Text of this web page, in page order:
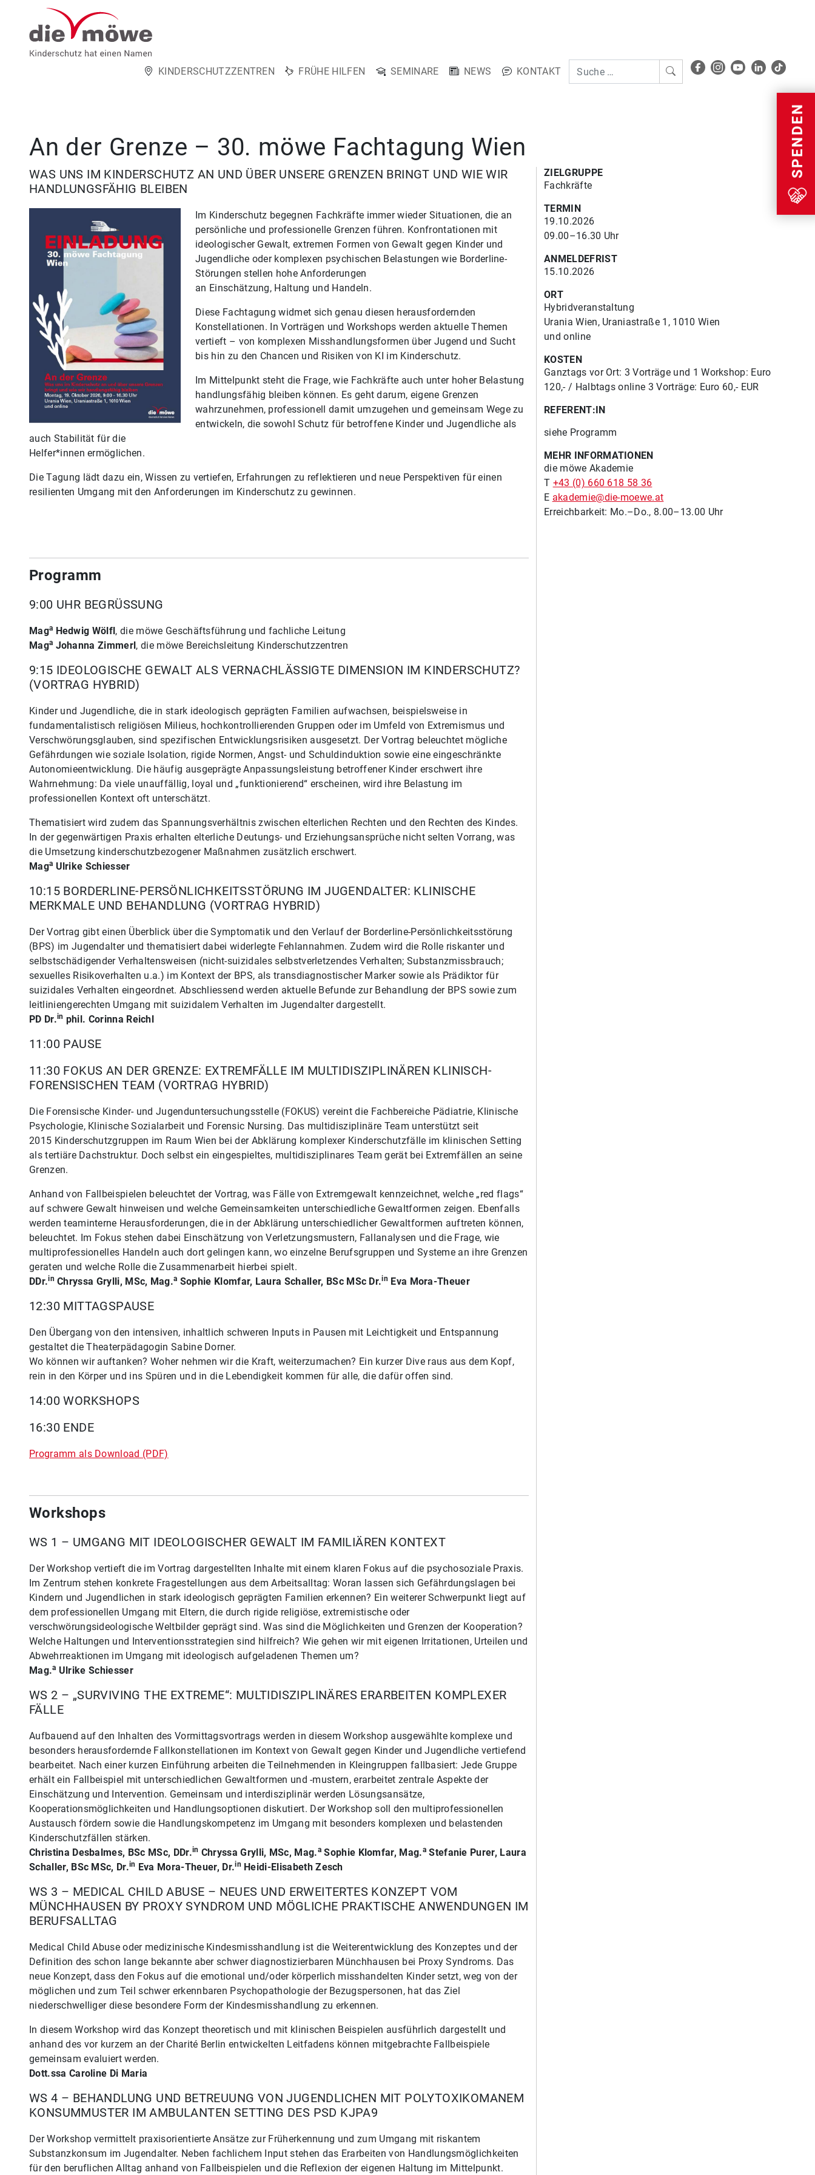
Weiter zum Inhalt
KINDERSCHUTZZENTREN FRÜHE HILFEN SEMINARE NEWS
KONTAKT
Menu
SPENDEN
An der Grenze – 30. möwe Fachtagung Wien
ZIELGRUPPE
Fachkräfte
TERMIN
19.10.2026
09.00–16.30 Uhr
ANMELDEFRIST
15.10.2026
ORT
Hybridveranstaltung
Urania Wien, Uraniastraße 1, 1010 Wien
und online
KOSTEN
Ganztags vor Ort: 3 Vorträge und 1 Workshop: Euro
120,- / Halbtags online 3 Vorträge: Euro 60,- EUR
REFERENT:IN
siehe Programm
MEHR INFORMATIONEN
die möwe Akademie
T +43 (0) 660 618 58 36
E akademie@die-moewe.at
Erreichbarkeit: Mo.–Do., 8.00–13.00 Uhr
WAS UNS IM KINDERSCHUTZ AN UND ÜBER UNSERE GRENZEN BRINGT UND WIE WIR
HANDLUNGSFÄHIG BLEIBEN
Im Kinderschutz begegnen Fachkräfte immer wieder Situationen, die an
persönliche und professionelle Grenzen führen. Konfrontationen mit
ideologischer Gewalt, extremen Formen von Gewalt gegen Kinder und
Jugendliche oder komplexen psychischen Belastungen wie Borderline-
Störungen stellen hohe Anforderungen
an Einschätzung, Haltung und Handeln.
Diese Fachtagung widmet sich genau diesen herausfordernden
Konstellationen. In Vorträgen und Workshops werden aktuelle Themen
vertieft – von komplexen Misshandlungsformen über Jugend und Sucht
bis hin zu den Chancen und Risiken von KI im Kinderschutz.
Im Mittelpunkt steht die Frage, wie Fachkräfte auch unter hoher Belastung
handlungsfähig bleiben können. Es geht darum, eigene Grenzen
wahrzunehmen, professionell damit umzugehen und gemeinsam Wege zu
entwickeln, die sowohl Schutz für betroffene Kinder und Jugendliche als
auch Stabilität für die
Helfer*innen ermöglichen.
Die Tagung lädt dazu ein, Wissen zu vertiefen, Erfahrungen zu reflektieren und neue Perspektiven für einen
resilienten Umgang mit den Anforderungen im Kinderschutz zu gewinnen.
Programm
9:00 UHR BEGRÜSSUNG
Maga Hedwig Wölfl, die möwe Geschäftsführung und fachliche Leitung
Maga Johanna Zimmerl, die möwe Bereichsleitung Kinderschutzzentren
9:15 IDEOLOGISCHE GEWALT ALS VERNACHLÄSSIGTE DIMENSION IM KINDERSCHUTZ?
(VORTRAG HYBRID)
Kinder und Jugendliche, die in stark ideologisch geprägten Familien aufwachsen, beispielsweise in
fundamentalistisch religiösen Milieus, hochkontrollierenden Gruppen oder im Umfeld von Extremismus und
Verschwörungsglauben, sind spezifischen Entwicklungsrisiken ausgesetzt. Der Vortrag beleuchtet mögliche
Gefährdungen wie soziale Isolation, rigide Normen, Angst- und Schuldinduktion sowie eine eingeschränkte
Autonomieentwicklung. Die häufig ausgeprägte Anpassungsleistung betroffener Kinder erschwert ihre
Wahrnehmung: Da viele unauffällig, loyal und „funktionierend“ erscheinen, wird ihre Belastung im
professionellen Kontext oft unterschätzt.
Thematisiert wird zudem das Spannungsverhältnis zwischen elterlichen Rechten und den Rechten des Kindes.
In der gegenwärtigen Praxis erhalten elterliche Deutungs- und Erziehungsansprüche nicht selten Vorrang, was
die Umsetzung kinderschutzbezogener Maßnahmen zusätzlich erschwert.
Maga Ulrike Schiesser
10:15 BORDERLINE-PERSÖNLICHKEITSSTÖRUNG IM JUGENDALTER: KLINISCHE
MERKMALE UND BEHANDLUNG (VORTRAG HYBRID)
Der Vortrag gibt einen Überblick über die Symptomatik und den Verlauf der Borderline-Persönlichkeitsstörung
(BPS) im Jugendalter und thematisiert dabei widerlegte Fehlannahmen. Zudem wird die Rolle riskanter und
selbstschädigender Verhaltensweisen (nicht-suizidales selbstverletzendes Verhalten; Substanzmissbrauch;
sexuelles Risikoverhalten u.a.) im Kontext der BPS, als transdiagnostischer Marker sowie als Prädiktor für
suizidales Verhalten eingeordnet. Abschliessend werden aktuelle Befunde zur Behandlung der BPS sowie zum
leitliniengerechten Umgang mit suizidalem Verhalten im Jugendalter dargestellt.
PD Dr.in phil. Corinna Reichl
11:00 PAUSE
11:30 FOKUS AN DER GRENZE: EXTREMFÄLLE IM MULTIDISZIPLINÄREN KLINISCH-
FORENSISCHEN TEAM (VORTRAG HYBRID)
Die Forensische Kinder- und Jugenduntersuchungsstelle (FOKUS) vereint die Fachbereiche Pädiatrie, Klinische
Psychologie, Klinische Sozialarbeit und Forensic Nursing. Das multidisziplinäre Team unterstützt seit
2015 Kinderschutzgruppen im Raum Wien bei der Abklärung komplexer Kinderschutzfälle im klinischen Setting
als tertiäre Dachstruktur. Doch selbst ein eingespieltes, multidisziplinares Team gerät bei Extremfällen an seine
Grenzen.
Anhand von Fallbeispielen beleuchtet der Vortrag, was Fälle von Extremgewalt kennzeichnet, welche „red flags“
auf schwere Gewalt hinweisen und welche Gemeinsamkeiten unterschiedliche Gewaltformen zeigen. Ebenfalls
werden teaminterne Herausforderungen, die in der Abklärung unterschiedlicher Gewaltformen auftreten können,
beleuchtet. Im Fokus stehen dabei Einschätzung von Verletzungsmustern, Fallanalysen und die Frage, wie
multiprofessionelles Handeln auch dort gelingen kann, wo einzelne Berufsgruppen und Systeme an ihre Grenzen
geraten und welche Rolle die Zusammenarbeit hierbei spielt.
DDr.in Chryssa Grylli, MSc, Mag.a Sophie Klomfar, Laura Schaller, BSc MSc Dr.in Eva Mora-Theuer
12:30 MITTAGSPAUSE
Den Übergang von den intensiven, inhaltlich schweren Inputs in Pausen mit Leichtigkeit und Entspannung
gestaltet die Theaterpädagogin Sabine Dorner.
Wo können wir auftanken? Woher nehmen wir die Kraft, weiterzumachen? Ein kurzer Dive raus aus dem Kopf,
rein in den Körper und ins Spüren und in die Lebendigkeit kommen für alle, die dafür offen sind.
14:00 WORKSHOPS
16:30 ENDE
Programm als Download (PDF)
Workshops
WS 1 – UMGANG MIT IDEOLOGISCHER GEWALT IM FAMILIÄREN KONTEXT
Der Workshop vertieft die im Vortrag dargestellten Inhalte mit einem klaren Fokus auf die psychosoziale Praxis.
Im Zentrum stehen konkrete Fragestellungen aus dem Arbeitsalltag: Woran lassen sich Gefährdungslagen bei
Kindern und Jugendlichen in stark ideologisch geprägten Familien erkennen? Ein weiterer Schwerpunkt liegt auf
dem professionellen Umgang mit Eltern, die durch rigide religiöse, extremistische oder
verschwörungsideologische Weltbilder geprägt sind. Was sind die Möglichkeiten und Grenzen der Kooperation?
Welche Haltungen und Interventionsstrategien sind hilfreich? Wie gehen wir mit eigenen Irritationen, Urteilen und
Abwehrreaktionen im Umgang mit ideologisch aufgeladenen Themen um?
Mag.a Ulrike Schiesser
WS 2 – „SURVIVING THE EXTREME“: MULTIDISZIPLINÄRES ERARBEITEN KOMPLEXER
FÄLLE
Aufbauend auf den Inhalten des Vormittagsvortrags werden in diesem Workshop ausgewählte komplexe und
besonders herausfordernde Fallkonstellationen im Kontext von Gewalt gegen Kinder und Jugendliche vertiefend
bearbeitet. Nach einer kurzen Einführung arbeiten die Teilnehmenden in Kleingruppen fallbasiert: Jede Gruppe
erhält ein Fallbeispiel mit unterschiedlichen Gewaltformen und -mustern, erarbeitet zentrale Aspekte der
Einschätzung und Intervention. Gemeinsam und interdisziplinär werden Lösungsansätze,
Kooperationsmöglichkeiten und Handlungsoptionen diskutiert. Der Workshop soll den multiprofessionellen
Austausch fördern sowie die Handlungskompetenz im Umgang mit besonders komplexen und belastenden
Kinderschutzfällen stärken.
Christina Desbalmes, BSc MSc, DDr.in Chryssa Grylli, MSc, Mag.aSophie Klomfar, Mag.aStefanie Purer, Laura
Schaller, BSc MSc, Dr.in Eva Mora-Theuer, Dr.in Heidi-Elisabeth Zesch
WS 3 – MEDICAL CHILD ABUSE – NEUES UND ERWEITERTES KONZEPT VOM
MÜNCHHAUSEN BY PROXY SYNDROM UND MÖGLICHE PRAKTISCHE ANWENDUNGEN IM
BERUFSALLTAG
Medical Child Abuse oder medizinische Kindesmisshandlung ist die Weiterentwicklung des Konzeptes und der
Definition des schon lange bekannte aber schwer diagnostizierbaren Münchhausen bei Proxy Syndroms. Das
neue Konzept, dass den Fokus auf die emotional und/oder körperlich misshandelten Kinder setzt, weg von der
möglichen und zum Teil schwer erkennbaren Psychopathologie der Bezugspersonen, hat das Ziel
niederschwelliger diese besondere Form der Kindesmisshandlung zu erkennen.
In diesem Workshop wird das Konzept theoretisch und mit klinischen Beispielen ausführlich dargestellt und
anhand des vor kurzem an der Charité Berlin entwickelten Leitfadens können mitgebrachte Fallbeispiele
gemeinsam evaluiert werden.
Dott.ssa Caroline Di Maria
WS 4 – BEHANDLUNG UND BETREUUNG VON JUGENDLICHEN MIT POLYTOXIKOMANEM
KONSUMMUSTER IM AMBULANTEN SETTING DES PSD KJPA9
Der Workshop vermittelt praxisorientierte Ansätze zur Früherkennung und zum Umgang mit riskantem
Substanzkonsum im Jugendalter. Neben fachlichem Input stehen das Erarbeiten von Handlungsmöglichkeiten
für den beruflichen Alltag anhand von Fallbeispielen und die Reflexion der eigenen Haltung im Mittelpunkt.